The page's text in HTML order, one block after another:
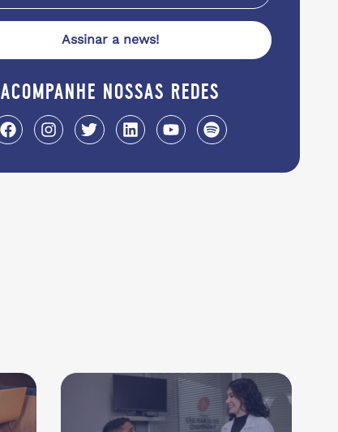
Assinar a news!
acompanhe nossas redes